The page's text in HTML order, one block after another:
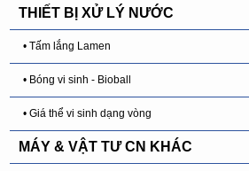
THIẾT BỊ XỬ LÝ NƯỚC
• Tấm lắng Lamen
• Bóng vi sinh - Bioball
• Giá thể vi sinh dạng vòng
MÁY & VẬT TƯ CN KHÁC